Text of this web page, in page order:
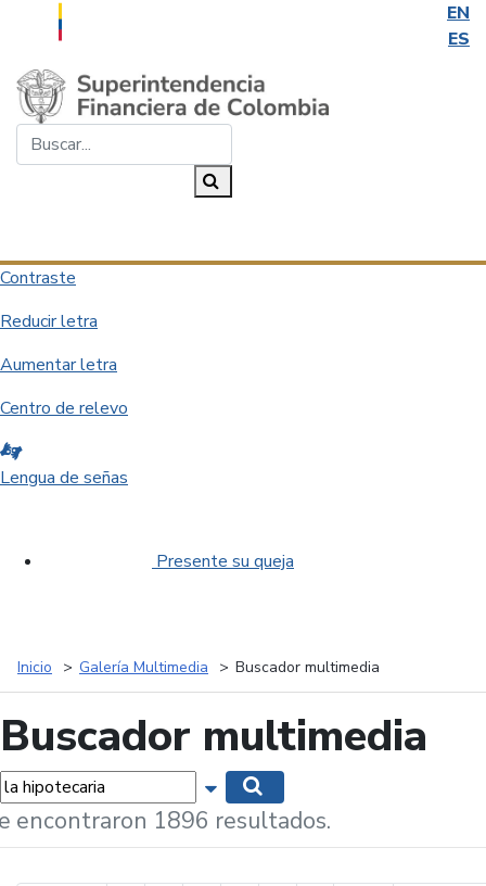
EN
ES
Saltar al contenido principal
Contraste
Reducir letra
Aumentar letra
Centro de relevo
Lengua de señas
Presente su queja
Inicio Galería Multimedia Buscador multimedia
Buscador multimedia
Mostrar opciones de búsqueda
encontraron 1896 resultados.